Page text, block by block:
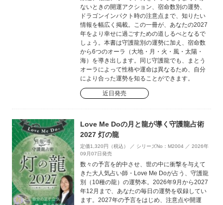
ないときの開運アクション、宿命数別の運勢、
ドラゴンインパクト時の注意点まで、知りたい
情報を幅広く掲載。この一冊が、あなたの2027
年をより幸せに過ごすための道しるべとなるで
しょう。本書は守護龍別の運勢に加え、宿命数
から6つのオーラ（大地・月・火・風・太陽・
海）を導き出します。同じ守護龍でも、まとう
オーラによって性格や運命は異なるため、自分
により合った運勢を知ることができます。
近日発売
Love Me Doの月と龍が導く守護龍占術
2027 灯の龍
定価1,320円（税込） ／ シリーズNo：M2004 ／ 2026年
09月07日発売
数々の予言を的中させ、世の中に衝撃を与えて
きた大人気占い師・Love Me Doが占う、守護龍
別（10種の龍）の運勢本。2026年9月から2027
年12月まで、あなたの毎日の運勢を収録してい
ます。2027年の予言をはじめ、注意点や開運